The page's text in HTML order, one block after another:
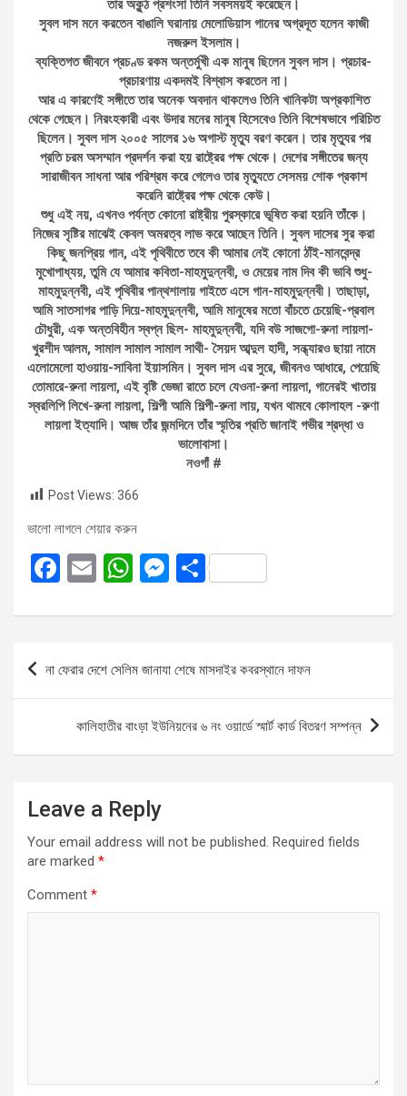
তার অকুন্ঠ প্রশংসা তিনি সবসময়ই করেছেন।
সুবল দাস মনে করতেন বাঙালি ঘরানায় মেলোডিয়াস গানের অগ্রদূত হলেন কাজী
নজরুল ইসলাম।
ব্যক্তিগত জীবনে প্রচণ্ড রকম অন্তর্মুখী এক মানুষ ছিলেন সুবল দাস। প্রচার-
প্রচারণায় একদমই বিশ্বাস করতেন না।
আর এ কারণেই সঙ্গীতে তার অনেক অবদান থাকলেও তিনি খানিকটা অপ্রকাশিত
থেকে গেছেন। নিরংহকারী এবং উদার মনের মানুষ হিসেবেও তিনি বিশেষভাবে পরিচিত
ছিলেন। সুবল দাস ২০০৫ সালের ১৬ অগাস্ট মৃত্যু বরণ করেন। তার মৃত্যুর পর
প্রতি চরম অসম্মান প্রদর্শন করা হয় রাষ্ট্রের পক্ষ থেকে। দেশের সঙ্গীতের জন্য
সারাজীবন সাধনা আর পরিশ্রম করে গেলেও তার মৃত্যুতে সেসময় শোক প্রকাশ
করেনি রাষ্ট্রের পক্ষ থেকে কেউ।
শুধু এই নয়, এখনও পর্যন্ত কোনো রাষ্ট্রীয় পুরস্কারে ভূষিত করা হয়নি তাঁকে।
নিজের সৃষ্টির মাঝেই কেবল অমরত্ব লাভ করে আছেন তিনি। সুবল দাসের সুর করা
কিছু জনপ্রিয় গান, এই পৃথিবীতে তবে কী আমার নেই কোনো ঠাঁই-মানবেন্দ্র
মুখোপাধ্যয়, তুমি যে আমার কবিতা-মাহমুদুন্নবী, ও মেয়ের নাম দিব কী ভাবি শুধু-
মাহমুদুন্নবী, এই পৃথিবীর পান্থশালায় গাইতে এসে গান-মাহমুদুন্নবী। তাছাড়া,
আমি সাতসাগর পাড়ি দিয়ে-মাহমুদুন্নবী, আমি মানুষের মতো বাঁচতে চেয়েছি-প্রবাল
চৌধুরী, এক অন্তবিহীন স্বপ্ন ছিল- মাহমুদুন্নবী, যদি বউ সাজগো-রুনা লায়লা-
খুরশীদ আলম, সামাল সামাল সামাল সাথী- সৈয়দ আব্দুল হাদী, সন্ধ্যারও ছায়া নামে
এলোমেলো হাওয়ায়-সাবিনা ইয়াসমিন। সুবল দাস এর সুরে, জীবনও আধারে, পেয়েছি
তোমারে-রুনা লায়লা, এই বৃষ্টি ভেজা রাতে চলে যেওনা-রুনা লায়লা, গানেরই খাতায়
স্বরলিপি লিখে-রুনা লায়লা, শিল্পী আমি শিল্পী-রুনা লায়, যখন থামবে কোলাহল -রুণা
লায়লা ইত্যাদি। আজ তাঁর জন্মদিনে তাঁর স্মৃতির প্রতি জানাই গভীর শ্রদ্ধা ও
ভালোবাসা।
নওগাঁ #
Post Views: 366
ভালো লাগলে শেয়ার করুন
F
ce
o
E
ail
W
at
A
p
p
M
se
g
er
S
ar
Post
না ফেরার দেশে সেলিম জানাযা শেষে মাসদাইর কবরস্থানে দাফন
কালিহাতীর বাংড়া ইউনিয়নের ৬ নং ওয়ার্ডে স্মার্ট কার্ড বিতরণ সম্পন্ন
Leave a Reply
Your email address will not be published. Required fields
are marked *
Comment *